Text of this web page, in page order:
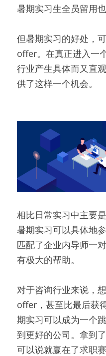
暑期实习生全员留用
但暑期实习的好处，
offer。在真正进入一
行业产生具体而又直
供了这样一个机会。
相比日常实习中主要
暑期实习可以具体地
匹配了企业内导师一
有极大的帮助。
对于咨询行业来说，
offer，甚至比最后获
期实习可以成为一个
到更好的公司。拿到
可以说就赢在了求职